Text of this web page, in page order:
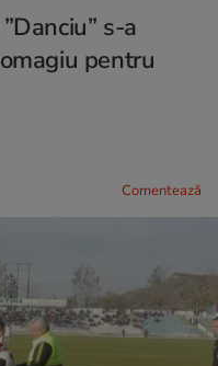
s-a
pentru
Comentează